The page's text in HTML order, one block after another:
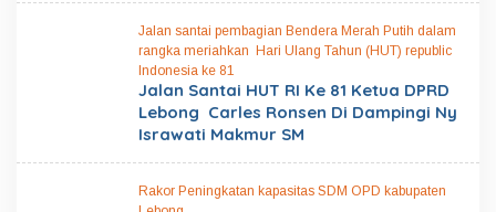
Jalan santai pembagian Bendera Merah Putih dalam
rangka meriahkan Hari Ulang Tahun (HUT) republic
Indonesia ke 81
Jalan Santai HUT RI Ke 81 Ketua DPRD
Lebong Carles Ronsen Di Dampingi Ny
Israwati Makmur SM
Rakor Peningkatan kapasitas SDM OPD kabupaten